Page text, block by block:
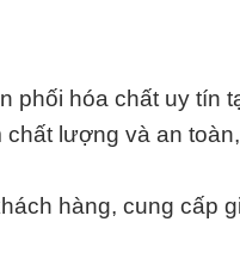
phối hóa chất uy tín
lượng và an
hàng, cung cấp